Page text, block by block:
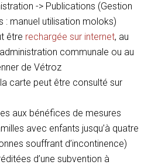
-> Publications (Gestion
: manuel utilisation moloks)
être rechargée sur internet, au
communale ou au
de Vétroz
carte peut être consulté sur
aux bénéfices de mesures
avec enfants jusqu’à quatre
souffrant d’incontinence)
d’une subvention à